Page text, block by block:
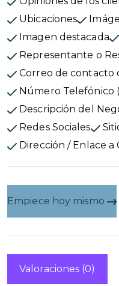
Ubicaciones
Imagen destacada
Representante o
Correo de contacto
Número Telefónico
Descripción del
Redes Sociales
Dirección / Enlace a
Empiece hoy mismo
Valoraciones (0)